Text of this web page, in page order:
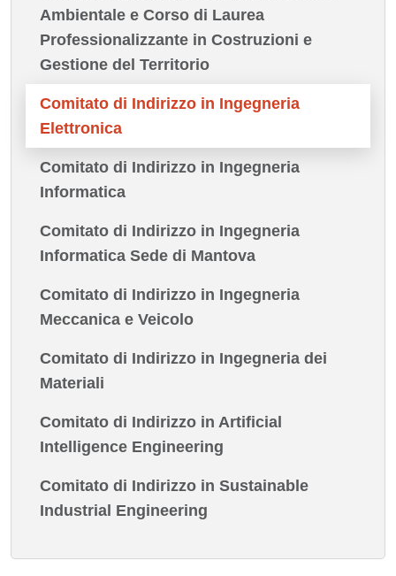
Ambientale e Corso di Laurea
Professionalizzante in Costruzioni e
Gestione del Territorio
Comitato di Indirizzo in Ingegneria
Elettronica
Comitato di Indirizzo in Ingegneria
Informatica
Comitato di Indirizzo in Ingegneria
Informatica Sede di Mantova
Comitato di Indirizzo in Ingegneria
Meccanica e Veicolo
Comitato di Indirizzo in Ingegneria dei
Materiali
Comitato di Indirizzo in Artificial
Intelligence Engineering
Comitato di Indirizzo in Sustainable
Industrial Engineering